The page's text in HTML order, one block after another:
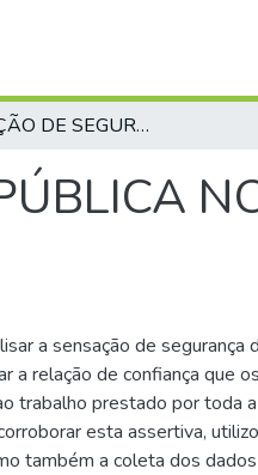
A SENSAÇÃO DE SEGURANÇA PÚBLICA NO MUNICÍPIO DE GOIANÉSIA/GOIÁS
a sensação de segurança
a relação de confiança que
trabalho prestado por toda
esta assertiva,
também a coleta dos